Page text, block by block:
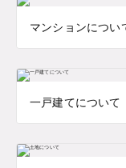
マンションについ
一戸建てについて